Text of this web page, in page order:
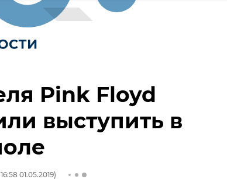
Pink Floyd
выступить в
01.05.2019)